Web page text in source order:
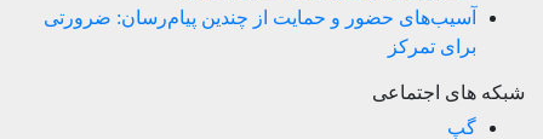
آسیب‌های حضور و حمایت از چندین پیام‌رسان: ضرورتی
برای تمرکز
شبکه های اجتماعی
گپ